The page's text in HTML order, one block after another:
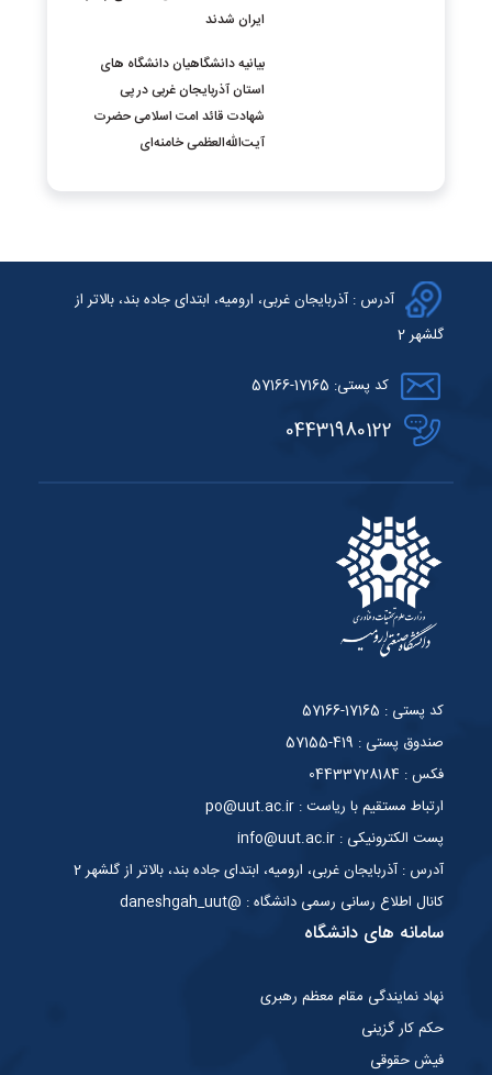
ایران شدند
بيانيه دانشگاهیان دانشگاه های
استان آذربایجان غربی در پی
شهادت قائد امت اسلامی حضرت
آیت‌الله‌العظمی خامنه‌ای
آدرس : آذربایجان غربی، ارومیه، ابتدای جاده بند، بالاتر از
گلشهر 2
کد پستی: 17165-57166
04431980122
کد پستی : 17165-57166
صندوق پستی : 419-57155
فکس : 04433728184
ارتباط مستقیم با ریاست : po@uut.ac.ir
پست الکترونیکی : info@uut.ac.ir
آدرس : آذربایجان غربی، ارومیه، ابتدای جاده بند، بالاتر از گلشهر 2
کانال اطلاع رسانی رسمی دانشگاه : @daneshgah_uut
سامانه های دانشگاه
نهاد نمایندگی مقام معظم رهبری
حکم کار گزینی
فیش حقوقی